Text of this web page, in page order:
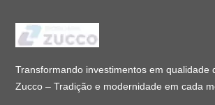
Transformando investimentos em qualidade
Zucco – Tradição e modernidade em cada